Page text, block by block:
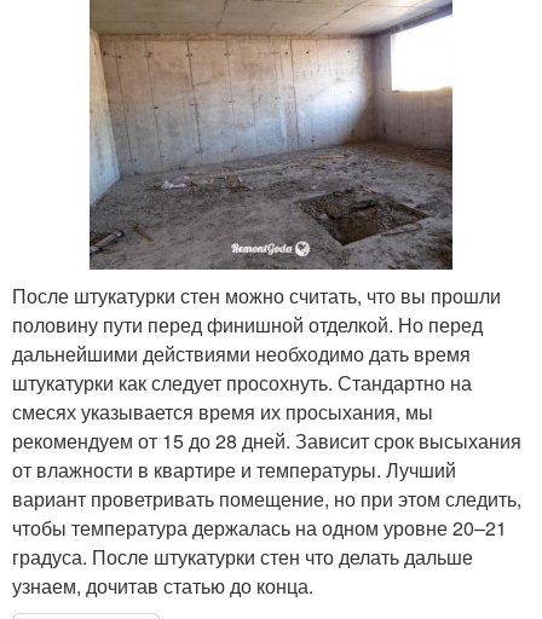
После штукатурки стен можно считать, что вы прошли
половину пути перед финишной отделкой. Но перед
дальнейшими действиями необходимо дать время
штукатурки как следует просохнуть. Стандартно на
смесях указывается время их просыхания, мы
рекомендуем от 15 до 28 дней. Зависит срок высыхания
от влажности в квартире и температуры. Лучший
вариант проветривать помещение, но при этом следить,
чтобы температура держалась на одном уровне 20–21
градуса. После штукатурки стен что делать дальше
узнаем, дочитав статью до конца.